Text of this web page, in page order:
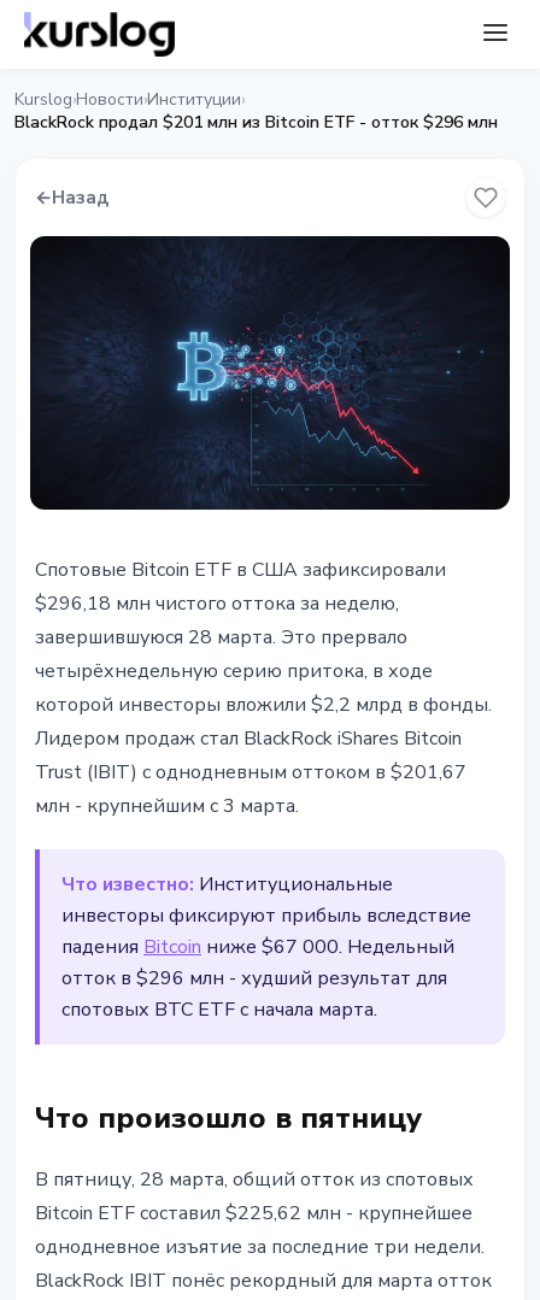
Kurslog›Новости›Институции›
BlackRock продал $201 млн из Bitcoin ETF - отток $296 млн
←Назад
BlackRock продал $201 млн из
Bitcoin ETF - недельный отток
составил $296 млн
28 марта 2026 г.3 мин чтения
Наталия Дорофеева
Спотовые Bitcoin ETF в США зафиксировали
$296,18 млн чистого оттока за неделю,
завершившуюся 28 марта. Это прервало
четырёхнедельную серию притока, в ходе
которой инвесторы вложили $2,2 млрд в фонды.
Лидером продаж стал BlackRock iShares Bitcoin
Trust (IBIT) с однодневным оттоком в $201,67
млн - крупнейшим с 3 марта.
Что известно: Институциональные
инвесторы фиксируют прибыль вследствие
падения Bitcoin ниже $67 000. Недельный
отток в $296 млн - худший результат для
спотовых BTC ETF с начала марта.
Что произошло в пятницу
В пятницу, 28 марта, общий отток из спотовых
Bitcoin ETF составил $225,62 млн - крупнейшее
однодневное изъятие за последние три недели.
BlackRock IBIT понёс рекордный для марта отток